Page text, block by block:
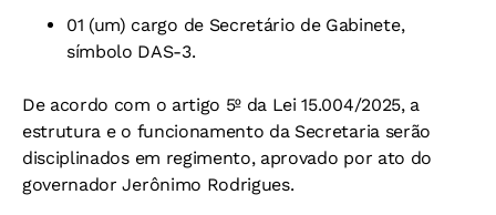
01 (um) cargo de Secretário de Gabinete,
símbolo DAS-3.
De acordo com o artigo 5º da Lei 15.004/2025, a
estrutura e o funcionamento da Secretaria serão
disciplinados em regimento, aprovado por ato do
governador Jerônimo Rodrigues.